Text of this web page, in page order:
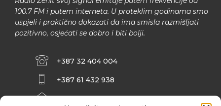
100.7 FM i putem interneta. U proteklim godinama smo
uspjeli i praktično dokazati da ima smisla razmišljati
pozitivno, osjećati se dobro i biti bolji.
+387 32 404 004
+387 61 432 938
INFO@ZENIT.BA